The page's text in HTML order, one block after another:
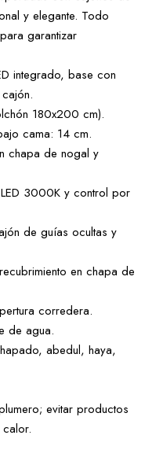
y elegante. Todo
garantizar
integrado, base con
180x200 cm).
cama: 14 cm.
chapa de nogal y
3000K y control por
de guías ocultas y
en chapa de
corredera.
de agua.
abedul, haya,
evitar productos